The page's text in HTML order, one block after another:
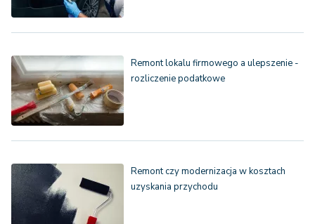
Remont lokalu firmowego a ulepszenie -
rozliczenie podatkowe
Remont czy modernizacja w kosztach
uzyskania przychodu